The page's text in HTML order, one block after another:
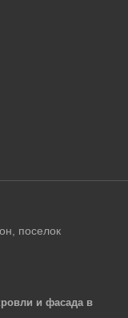
поселок
и фасада в